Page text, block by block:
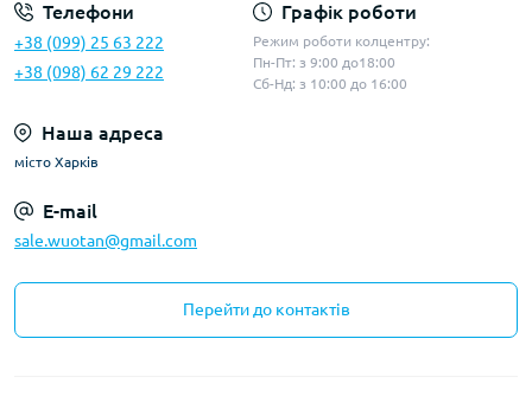
Телефони
+38 (099) 25 63 222
+38 (098) 62 29 222
Графік роботи
Режим роботи колцентру:
Пн-Пт: з 9:00 до18:00
Сб-Нд: з 10:00 до 16:00
Наша адреса
місто Харків
E-mail
sale.wuotan@gmail.com
Перейти до контактів